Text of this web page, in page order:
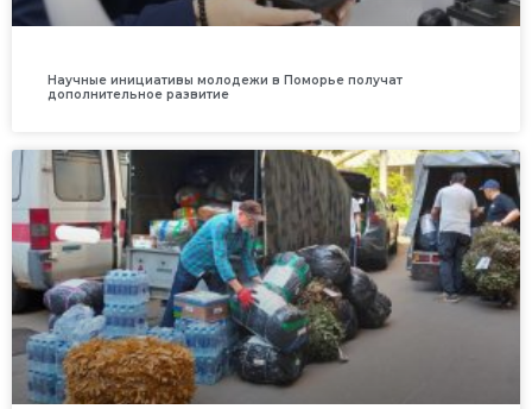
Научные инициативы молодежи в Поморье получат
дополнительное развитие